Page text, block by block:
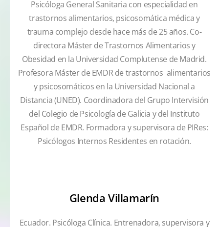
Psicóloga General Sanitaria con especialidad en
trastornos alimentarios, psicosomática médica y
trauma complejo desde hace más de 25 años. Co-
directora Máster de Trastornos Alimentarios y
Obesidad en la Universidad Complutense de Madrid.
Profesora Máster de EMDR de trastornos alimentarios
y psicosomáticos en la Universidad Nacional a
Distancia (UNED). Coordinadora del Grupo Intervisión
del Colegio de Psicología de Galicia y del Instituto
Español de EMDR. Formadora y supervisora de PIRes:
Psicólogos Internos Residentes en rotación.
Glenda Villamarín
Ecuador. Psicóloga Clínica. Entrenadora, supervisora y